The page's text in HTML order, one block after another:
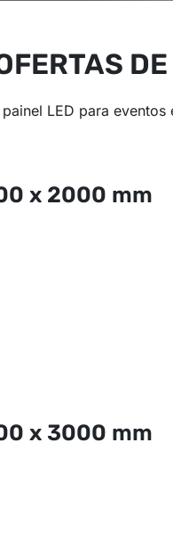
LED para
x 2000 mm
x 3000 mm